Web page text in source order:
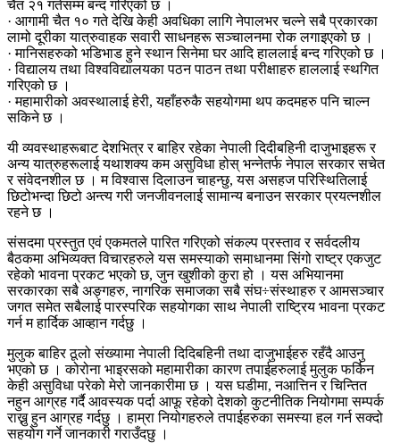
चैत २१ गतेसम्म बन्द गरिएको छ ।
· आगामी चैत १० गते देखि केही अवधिका लागि नेपालभर चल्ने सबै प्रकारका
लामो दूरीका यात्रुवाहक सवारी साधनहरू सञ्चालनमा रोक लगाइएको छ ।
· मानिसहरुको भडिभाड हुने स्थान सिनेमा घर आदि हाललाई बन्द गरिएको छ ।
· विद्यालय तथा विश्वविद्यालयका पठन पाठन तथा परीक्षाहरु हाललाई स्थगित
गरिएको छ ।
· महामारीको अवस्थालाई हेरी, यहाँहरुकै सहयोगमा थप कदमहरु पनि चाल्न
सकिने छ ।
यी व्यवस्थाहरूबाट देशभित्र र बाहिर रहेका नेपाली दिदीबहिनी दाजुभाइहरू र
अन्य यात्रुहरूलाई यथाशक्य कम असुविधा होस् भन्नेतर्फ नेपाल सरकार सचेत
र संवेदनशील छ । म विश्वास दिलाउन चाहन्छु, यस असहज परिस्थितिलाई
छिटोभन्दा छिटो अन्त्य गरी जनजीवनलाई सामान्य बनाउन सरकार प्रयत्नशील
रहने छ ।
संसदमा प्रस्तुत एवं एकमतले पारित गरिएको संकल्प प्रस्ताव र सर्वदलीय
बैठकमा अभिव्यक्त विचारहरुले यस समस्याको समाधानमा सिंगो राष्ट्र एकजुट
रहेको भावना प्रकट भएको छ, जुन खुशीको कुरा हो । यस अभियानमा
सरकारका सबै अङ्गहरु, नागरिक समाजका सबै संघ÷संस्थाहरु र आमसञ्चार
जगत समेत सबैलाई पारस्परिक सहयोगका साथ नेपाली राष्ट्रिय भावना प्रकट
गर्न म हार्दिक आव्हान गर्दछु ।
मुलुक बाहिर ठूलो संख्यामा नेपाली दिदिबहिनी तथा दाजुभाईहरु रहँदै आउनु
भएको छ । कोरोना भाइरसको महामारीका कारण तपाईहरुलाई मुलुक फर्किन
केही असुविधा परेको मेरो जानकारीमा छ । यस घडीमा, नआत्तिन र चिन्तित
नहुन आग्रह गर्दै आवस्यक पर्दा आफू रहेको देशको कुटनीतिक नियोगमा सम्पर्क
राख्नु हुन आग्रह गर्दछु । हाम्रा नियोगहरुले तपाईहरुका समस्या हल गर्न सक्दो
सहयोग गर्ने जानकारी गराउँदछु ।